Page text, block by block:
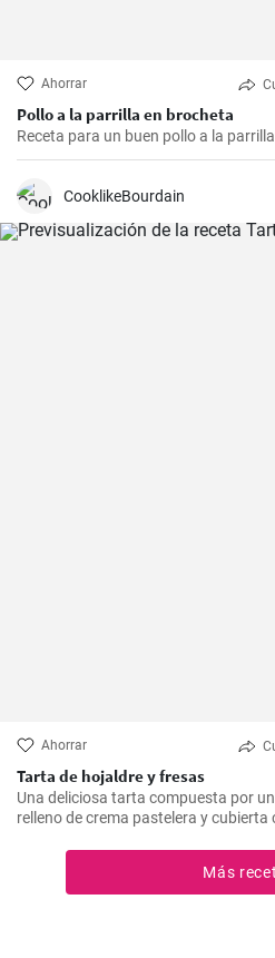
Ahorrar
Pollo a la parrilla en brocheta
Receta para un buen pollo a la
CooklikeBourdain
Ahorrar
Tarta de hojaldre y fresas
Una deliciosa tarta compuesta por
relleno de crema pastelera y cubierta
Más